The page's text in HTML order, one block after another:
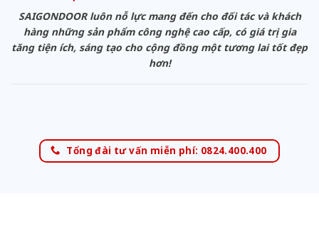
SAIGONDOOR luôn nỗ lực mang đến cho đối tác và khách
hàng những sản phẩm công nghệ cao cấp, có giá trị gia
tăng tiện ích, sáng tạo cho cộng đồng một tương lai tốt đẹp
hơn!
Tổng đài tư vấn miễn phí: 0824.400.400